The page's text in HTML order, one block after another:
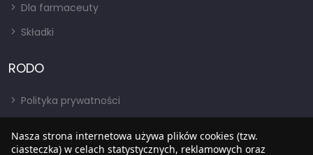
Dla farmaceuty
Składki
RODO
Polityka prywatności
RODO
Nasza strona internetowa używa plików cookies (tzw.
ciasteczka) w celach statystycznych, reklamowych oraz